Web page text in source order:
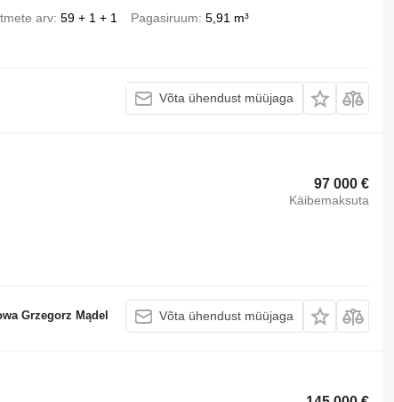
arv 59 + 1 + 1 Pagasiruum 5,91 m³
Võta ühendust müüjaga
97 000 €
Käibemaksuta
Grzegorz Mądel Võta ühendust müüjaga